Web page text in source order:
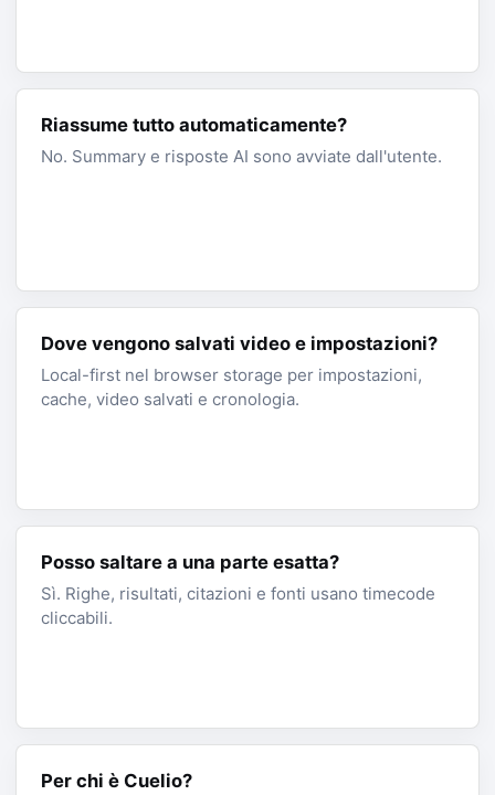
Riassume tutto automaticamente?
No. Summary e risposte AI sono avviate dall'utente.
Dove vengono salvati video e impostazioni?
Local-first nel browser storage per impostazioni,
cache, video salvati e cronologia.
Posso saltare a una parte esatta?
Sì. Righe, risultati, citazioni e fonti usano timecode
cliccabili.
Per chi è Cuelio?